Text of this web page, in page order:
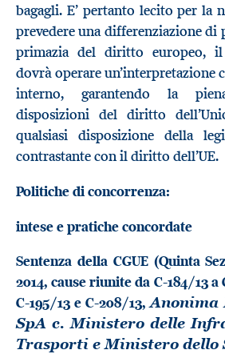
bagagli. E’ pertanto lecito per la
prevedere una differenziazione
primazia del diritto europeo, il
dovrà operare
interno, garantendo la
disposizioni del diritto
qualsiasi disposizione della
contrastante con il diritto dell’UE.
Politiche di concorrenza:
intese e pratiche concordate
Sentenza della CGUE (Quinta
2014, cause riunite da C-184/13 a
C-195/13 e C-208/13,
SpA c. Ministero delle
Trasporti e Ministero dello